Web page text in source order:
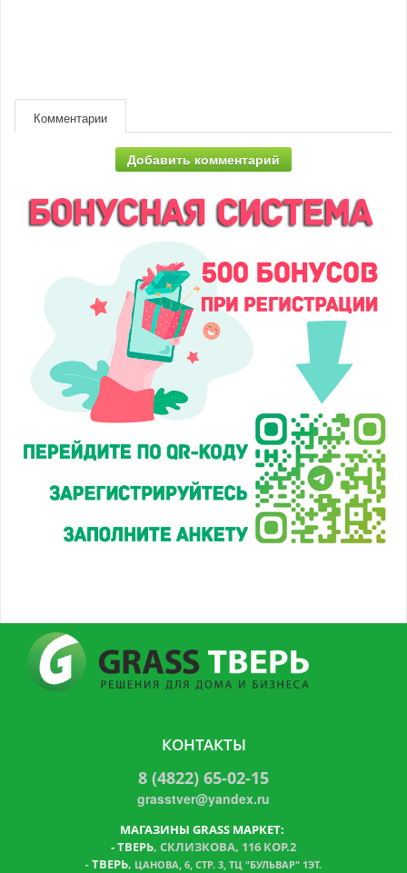
Комментарии
Добавить комментарий
КОНТАКТЫ
8 (4822) 65-02-15
grasstver@yandex.ru
МАГАЗИНЫ GRASS МАРКЕТ:
-ТВЕРЬ, СКЛИЗКОВА, 116 КОР.2
- ТВЕРЬ, ЦАНОВА, 6, СТР. 3, ТЦ "БУЛЬВАР" 1ЭТ.